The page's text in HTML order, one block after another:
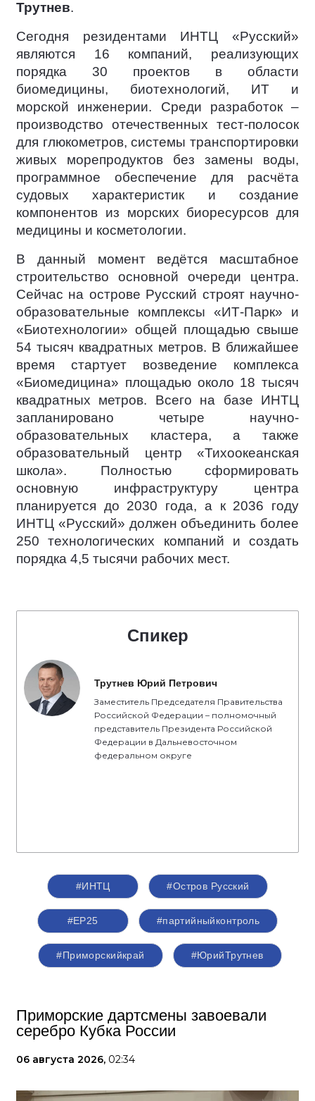
Трутнев.
Сегодня резидентами ИНТЦ «Русский»
являются 16 компаний, реализующих
порядка 30 проектов в области
биомедицины, биотехнологий, ИТ и
морской инженерии. Среди разработок –
производство отечественных тест-полосок
для глюкометров, системы транспортировки
живых морепродуктов без замены воды,
программное обеспечение для расчёта
судовых характеристик и создание
компонентов из морских биоресурсов для
медицины и косметологии.
В данный момент ведётся масштабное
строительство основной очереди центра.
Сейчас на острове Русский строят научно-
образовательные комплексы «ИТ-Парк» и
«Биотехнологии» общей площадью свыше
54 тысяч квадратных метров. В ближайшее
время стартует возведение комплекса
«Биомедицина» площадью около 18 тысяч
квадратных метров. Всего на базе ИНТЦ
запланировано четыре научно-
образовательных кластера, а также
образовательный центр «Тихоокеанская
школа». Полностью сформировать
основную инфраструктуру центра
планируется до 2030 года, а к 2036 году
ИНТЦ «Русский» должен объединить более
250 технологических компаний и создать
порядка 4,5 тысячи рабочих мест.
Спикер
Трутнев Юрий Петрович
Заместитель Председателя Правительства
Российской Федерации – полномочный
представитель Президента Российской
Федерации в Дальневосточном
федеральном округе
#ИНТЦ #Остров Русский
#ЕР25 #партийныйконтроль
#Приморскийкрай #ЮрийТрутнев
Приморские дартсмены завоевали
серебро Кубка России
06 августа 2026, 02:34